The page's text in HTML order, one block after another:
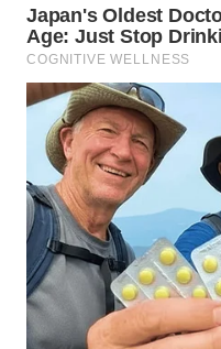
LESUNG
WN
KARO
WN
SIMALUNGUN
WN
LABUHANBATU
TAPANULI